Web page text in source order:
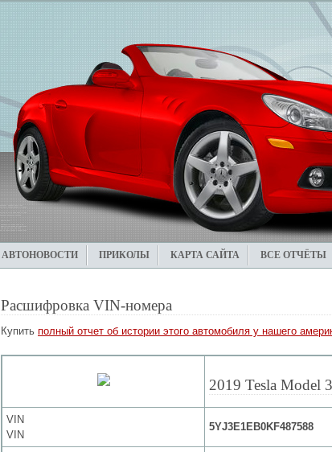
АВТОНОВОСТИ ПРИКОЛЫ КАРТА САЙТА ВСЕ ОТЧЁТЫ
Расшифровка VIN-номера
Купить полный отчет об истории этого автомобиля у нашего
2019 Tesla Model 3
VIN
VIN
5YJ3E1EB0KF487588